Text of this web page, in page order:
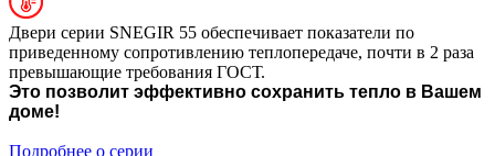
Двери серии SNEGIR 55 обеспечивает показатели по
приведенному сопротивлению теплопередаче, почти в 2 раза
превышающие требования ГОСТ.
Это позволит эффективно сохранить тепло в Вашем
доме!
Подробнее о серии